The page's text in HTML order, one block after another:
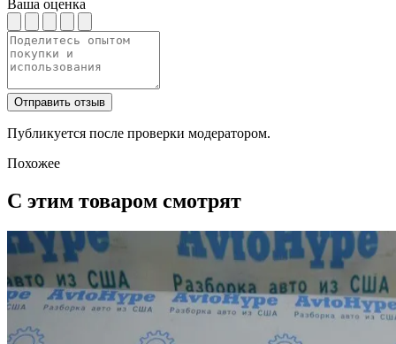
Ваша оценка
Отправить отзыв
Публикуется после проверки модератором.
Похожее
С этим товаром смотрят